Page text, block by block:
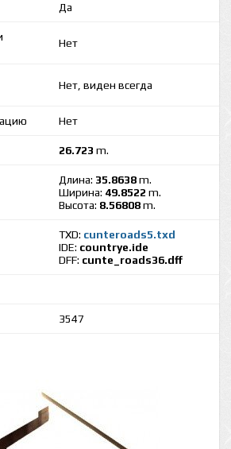
Да
Нет
Нет, виден всегда
Нет
26.723 m.
Длина: 35.8638m.
Ширина: 49.8522 m.
Высота: 8.56808m.
TXD: cunteroads5.txd
IDE: countrye.ide
DFF: cunte_roads36.dff
3547